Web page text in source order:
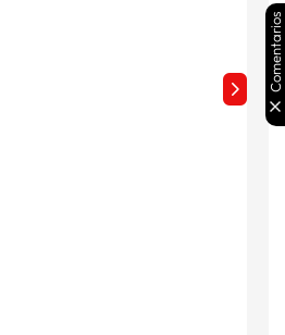
Comentarios